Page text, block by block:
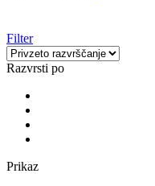
Filter
Razvrsti po
Prikaz